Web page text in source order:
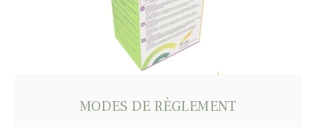
MODES DE RÈGLEMENT